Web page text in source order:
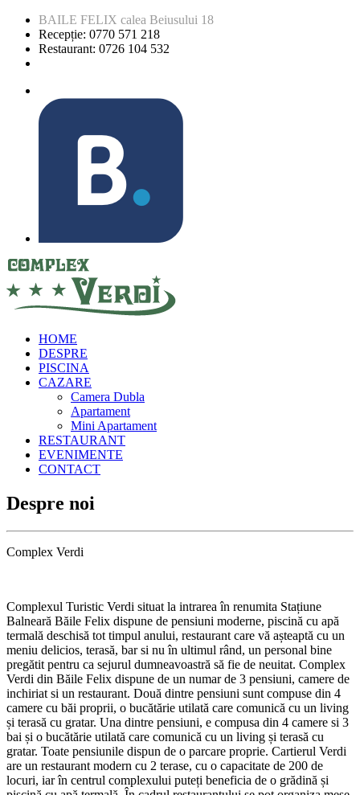
BAILE FELIX calea Beiusului 18
Recepție: 0770 571 218
Restaurant: 0726 104 532
HOME
DESPRE
PISCINA
CAZARE
Camera Dubla
Apartament
Mini Apartament
RESTAURANT
EVENIMENTE
CONTACT
Despre noi
Complex Verdi
Complexul Turistic Verdi situat la intrarea în renumita Stațiune
Balneară Băile Felix dispune de pensiuni moderne, piscină cu apă
termală deschisă tot timpul anului, restaurant care vă așteaptă cu un
meniu delicios, terasă, bar si nu în ultimul rând, un personal bine
pregătit pentru ca sejurul dumneavoastră să fie de neuitat. Complex
Verdi din Băile Felix dispune de un numar de 3 pensiuni, camere de
inchiriat si un restaurant. Două dintre pensiuni sunt compuse din 4
camere cu băi proprii, o bucătărie utilată care comunică cu un living
și terasă cu gratar. Una dintre pensiuni, e compusa din 4 camere si 3
bai și o bucătărie utilată care comunică cu un living și terasă cu
gratar. Toate pensiunile dispun de o parcare proprie. Cartierul Verdi
are un restaurant modern cu 2 terase, cu o capacitate de 200 de
locuri, iar în centrul complexului puteți beneficia de o grădină și